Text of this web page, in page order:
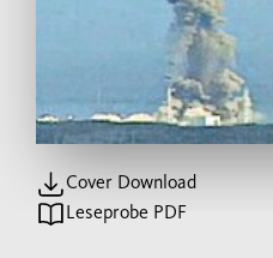
Cover Download
Leseprobe PDF